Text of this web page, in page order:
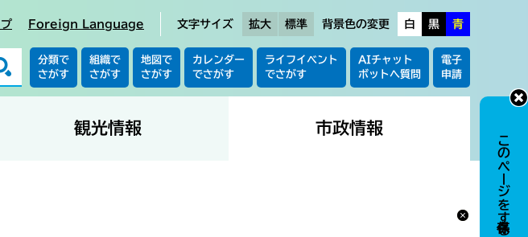
Foreign Language 文字サイズ 拡大 標準 背景色の変更 白 黒 青
分類で
さがす
組織で
さがす
地図で
さがす
カレンダー
でさがす
ライフイベント
でさがす
AIチャット
ボットへ質問
電子
申請
観光情報 市政情報
このページを保存する